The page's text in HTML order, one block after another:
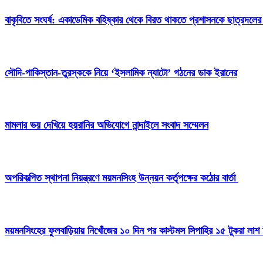
বাকৃবিতে সংঘর্ষ: একাডেমিক বহিষ্কার থেকে বিরত থাকতে প্রশাসনকে
সৌদি-পাকিস্তান-তুরস্ককে নিয়ে ‘ইসলামিক ন্যাটো’ গঠনের ডাক ইরানের
মামলার ভয় দেখিয়ে হয়রানির অভিযোগে নান্দাইলে সংবাদ সম্মেলন
অপরিকল্পিত স্থাপনা নিয়ন্ত্রণে ময়মনসিংহ উন্নয়ন কর্তৃপক্ষের কঠোর বার্তা
ময়মনসিংহের ফুলবাড়িয়ায় নিখোঁজের ১০ দিন পর কাস্টমস সিপাহির ১৫ টুকরা লাশ